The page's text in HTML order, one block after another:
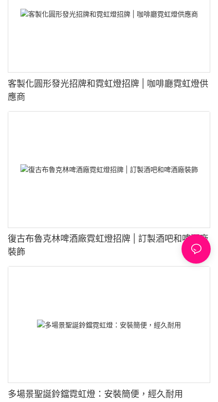
客製化圓形發光招牌和霓虹燈招牌 | 咖啡廳霓虹燈供
應商
復古布魯克林啤酒廠霓虹燈招牌 | 訂製酒吧和啤酒廠
裝飾
多場景聖誕鈴鐺霓虹燈：安裝簡便，經久耐用